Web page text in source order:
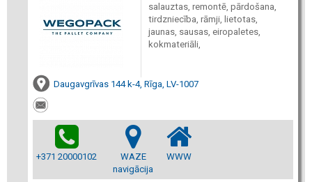
salauztas, remontē, pārdošana,
tirdzniecība, rāmji, lietotas,
jaunas, sausas, eiropaletes,
kokmateriāli,
Daugavgrīvas 144 k-4, Rīga, LV-1007
+371 20000102
WAZE
navigācija
WWW